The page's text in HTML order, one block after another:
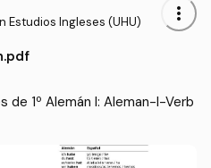
Estudios Ingleses (UHU) more_vert
1º Alemán I: Aleman-I-Verb